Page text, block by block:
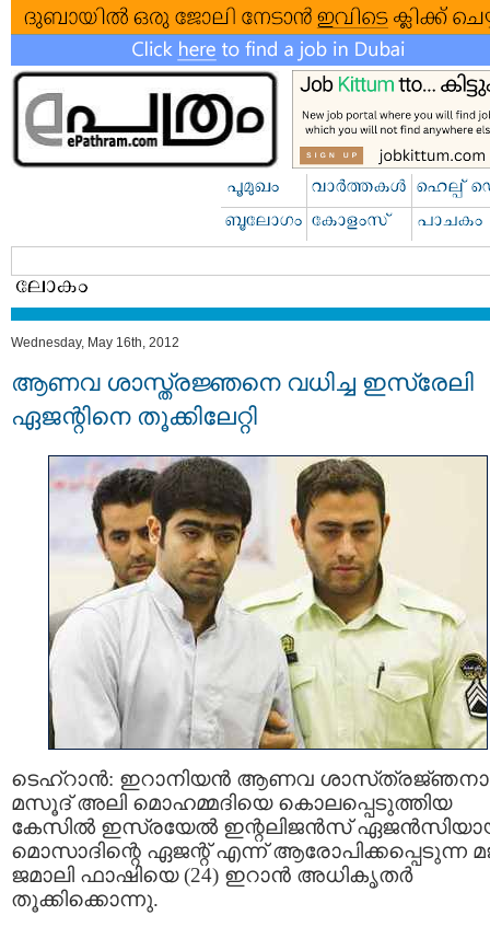
Wednesday, May 16th, 2012
ആണവ ശാസ്ത്രജ്ഞനെ വധിച്ച ഇസ്രേലി
ഏജന്റിനെ തൂക്കിലേറ്റി
ടെഹ്‌റാന്‍: ഇറാനിയന്‍ ആണവ
മസൂദ്‌ അലി മൊഹമ്മദിയെ കൊലപ്പെടുത്തിയ
കേസില്‍ ഇസ്രയേല്‍ ഇന്റലിജന്‍സ്‌
മൊസാദിന്റെ ഏജന്റ്‌ എന്ന്‌ ആരോപിക്കപ്പെടുന്ന
ജമാലി ഫാഷിയെ (24) ഇറാന്‍ അധികൃതര്‍
തൂക്കിക്കൊന്നു.